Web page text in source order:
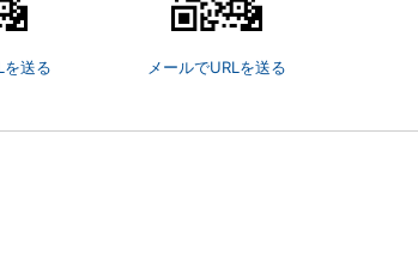
を送る
メールでURLを送る